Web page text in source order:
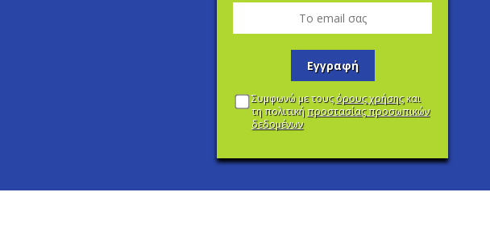
Εγγραφή
Συμφωνώ με τουςόρους χρήσηςκαι
τη πολιτικήπροστασίας προσωπικών
δεδομένων